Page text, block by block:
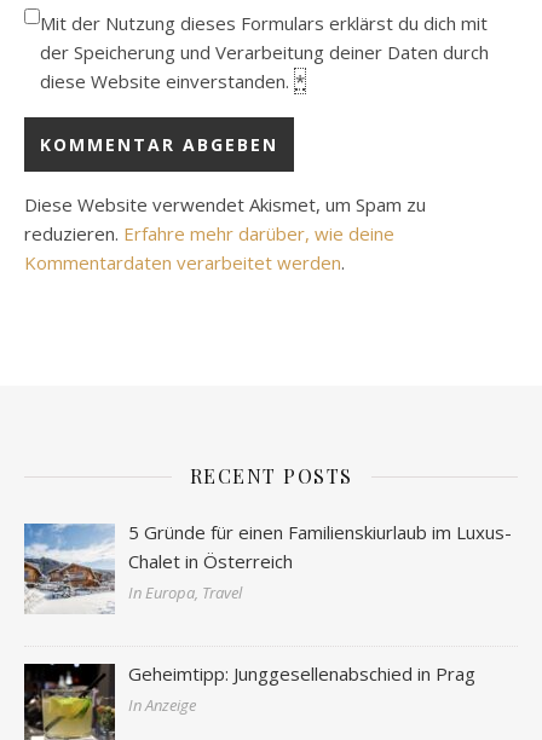
Mit der Nutzung dieses Formulars erklärst du dich mit
der Speicherung und Verarbeitung deiner Daten durch
diese Website einverstanden. *
Diese Website verwendet Akismet, um Spam zu
reduzieren. Erfahre mehr darüber, wie deine
Kommentardaten verarbeitet werden.
RECENT POSTS
5 Gründe für einen Familienskiurlaub im Luxus-
Chalet in Österreich
In Europa, Travel
Geheimtipp: Junggesellenabschied in Prag
In Anzeige